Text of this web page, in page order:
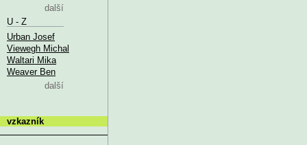
další
U - Z
Urban Josef
Viewegh Michal
Waltari Mika
Weaver Ben
další
vzkazník